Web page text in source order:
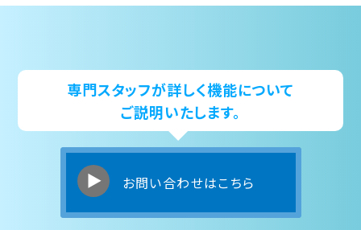
専門スタッフが詳しく機能について
ご説明いたします。
お問い合わせはこちら